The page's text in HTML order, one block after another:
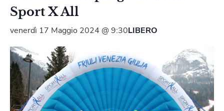
Sport X All
venerdì 17 Maggio 2024 @ 9:30LIBERO